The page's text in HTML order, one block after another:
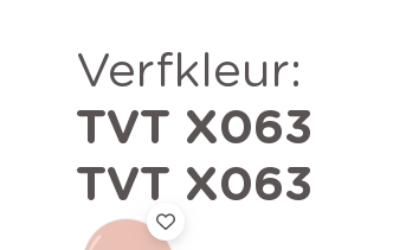
verfkleur:
TVT X063
TVT X063